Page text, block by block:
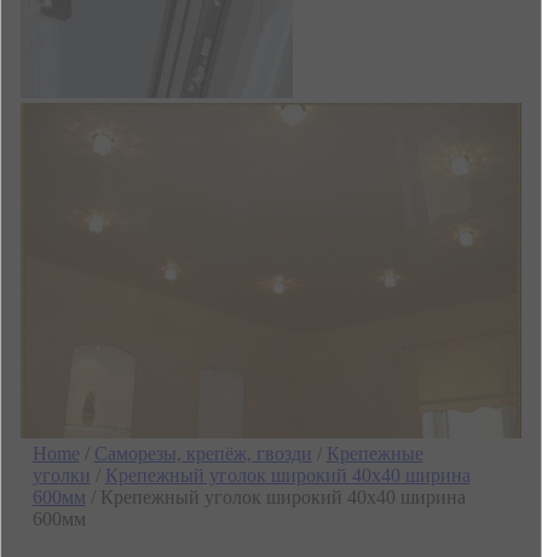
Home / Саморезы, крепёж, гвозди / Крепежные
уголки / Крепежный уголок широкий 40х40 ширина
600мм / Крепежный уголок широкий 40х40 ширина
600мм